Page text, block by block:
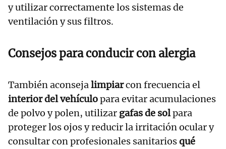
y utilizar correctamente los sistemas de
ventilación y sus filtros.
Consejos para conducir con alergia
También aconsejalimpiarcon frecuencia el
interior del vehículopara evitar acumulaciones
de polvo y polen, utilizar gafas de solpara
proteger los ojos y reducir la irritación ocular y
consultar con profesionales sanitariosqué